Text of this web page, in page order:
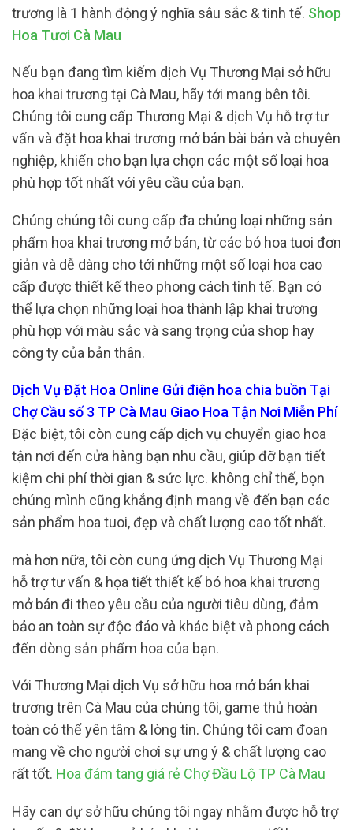
trương là 1 hành động ý nghĩa sâu sắc & tinh tế. Shop
Hoa Tươi Cà Mau
Nếu bạn đang tìm kiếm dịch Vụ Thương Mại sở hữu
hoa khai trương tại Cà Mau, hãy tới mang bên tôi.
Chúng tôi cung cấp Thương Mại & dịch Vụ hỗ trợ tư
vấn và đặt hoa khai trương mở bán bài bản và chuyên
nghiệp, khiến cho bạn lựa chọn các một số loại hoa
phù hợp tốt nhất với yêu cầu của bạn.
Chúng chúng tôi cung cấp đa chủng loại những sản
phẩm hoa khai trương mở bán, từ các bó hoa tuoi đơn
giản và dễ dàng cho tới những một số loại hoa cao
cấp được thiết kế theo phong cách tinh tế. Bạn có
thể lựa chọn những loại hoa thành lập khai trương
phù hợp với màu sắc và sang trọng của shop hay
công ty của bản thân.
Dịch Vụ Đặt Hoa Online Gửi điện hoa chia buồn Tại
Chợ Cầu số 3 TP Cà Mau Giao Hoa Tận Nơi Miễn Phí
Đặc biệt, tôi còn cung cấp dịch vụ chuyển giao hoa
tận nơi đến cửa hàng bạn nhu cầu, giúp đỡ bạn tiết
kiệm chi phí thời gian & sức lực. không chỉ thế, bọn
chúng mình cũng khẳng định mang về đến bạn các
sản phẩm hoa tuoi, đẹp và chất lượng cao tốt nhất.
mà hơn nữa, tôi còn cung ứng dịch Vụ Thương Mại
hỗ trợ tư vấn & họa tiết thiết kế bó hoa khai trương
mở bán đi theo yêu cầu của người tiêu dùng, đảm
bảo an toàn sự độc đáo và khác biệt và phong cách
đến dòng sản phẩm hoa của bạn.
Với Thương Mại dịch Vụ sở hữu hoa mở bán khai
trương trên Cà Mau của chúng tôi, game thủ hoàn
toàn có thể yên tâm & lòng tin. Chúng tôi cam đoan
mang về cho người chơi sự ưng ý & chất lượng cao
rất tốt. Hoa đám tang giá rẻ Chợ Đầu Lộ TP Cà Mau
Hãy can dự sở hữu chúng tôi ngay nhằm được hỗ trợ